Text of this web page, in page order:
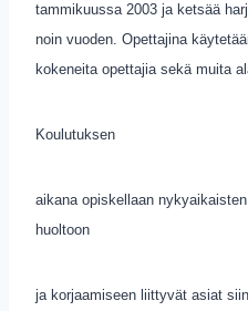
tammikuussa 2003 ja ketsää
noin vuoden. Opettajina
kokeneita opettajia sekä muita
Koulutuksen
aikana opiskellaan
huoltoon
ja korjaamiseen liittyvät asiat